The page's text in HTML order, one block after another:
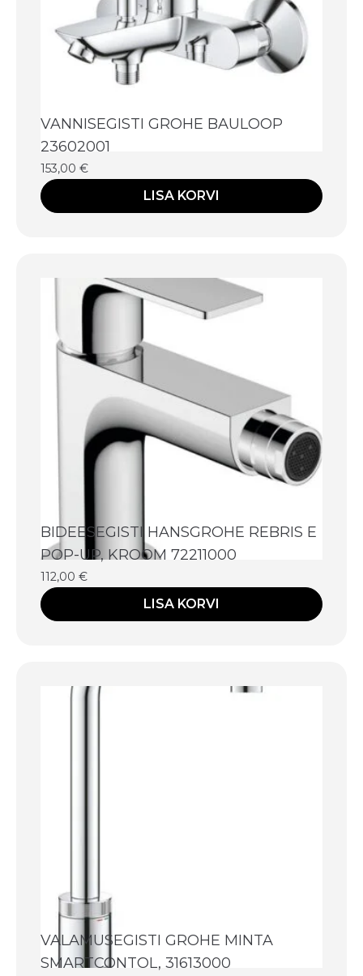
VANNISEGISTI GROHE BAULOOP
23602001
153,00 €
LISA KORVI
BIDEESEGISTI HANSGROHE REBRIS E
POP-UP, KROOM 72211000
112,00 €
LISA KORVI
VALAMUSEGISTI GROHE MINTA
SMARTCONTOL, 31613000